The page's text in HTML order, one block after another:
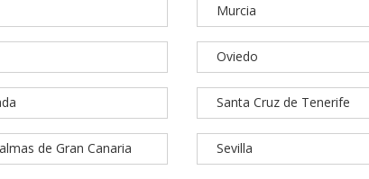
de Gran Canaria
Murcia
Oviedo
Santa Cruz de Tenerife
Sevilla